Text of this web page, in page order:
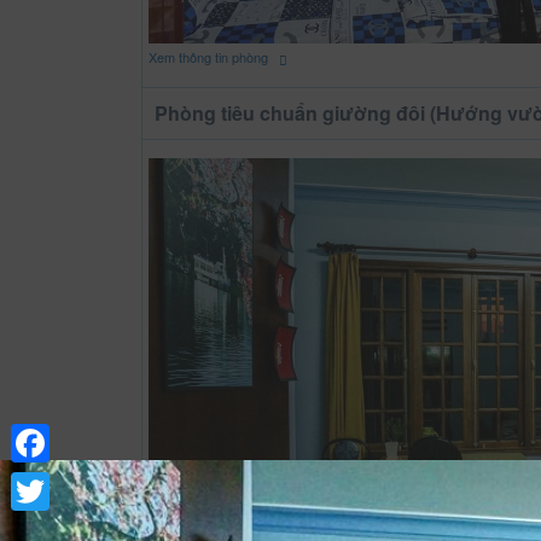
Xem thông tin phòng
Phòng tiêu chuẩn giường đôi (Hướng
Facebook
Twitter